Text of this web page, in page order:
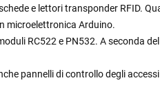
e lettori transponder RFID.
microelettronica Arduino.
RC522 e PN532. A seconda
pannelli di controllo degli